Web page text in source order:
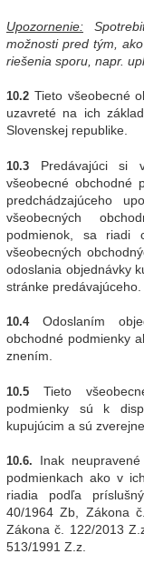
Upozornenie:
možnosti pred tým,
riešenia sporu, napr.
10.2 Tieto všeobecné
uzavreté na ich
Slovenskej republike.
10.3
Predávajúci si
všeobecné obchodné
predchádzajúceho
všeobecných
podmienok, sa riadi
všeobecných
odoslania objednávky
stránke predávajúceho.
10.4
Odoslaním
obchodné podmienky
znením.
10.5
Tieto
podmienky sú k
kupujúcim a sú
10.6.
Inak
podmienkach ako v
riadia podľa
40/1964 Zb, Zákona
Zákona č. 122/2013
513/1991 Z.z.